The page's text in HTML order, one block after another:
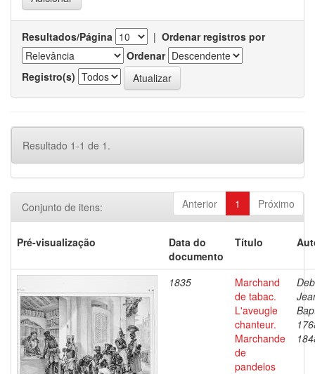
Resultados/Página | Ordenar registros por
Ordenar
Registro(s)
Resultado 1-1 de 1.
Anterior 1 Próximo
Conjunto de itens:
Pré-visualização
Data do
documento
Título
1835
Marchand
de tabac.
L'aveugle
chanteur.
Marchande
de
pandelos